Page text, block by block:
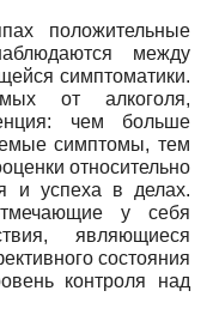
положительные
между
симптоматики.
от алкоголя,
чем больше
симптомы, тем
относительно
и успеха в делах.
у себя
являющиеся
состояния
контроля над